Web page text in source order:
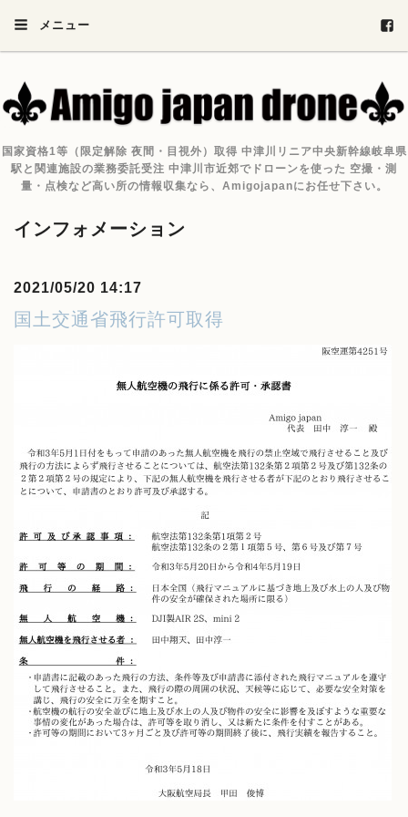
メニュー
国家資格1等（限定解除 夜間・目視外）取得 中津川リニア中央新幹線岐阜県
駅と関連施設の業務委託受注 中津川市近郊でドローンを使った 空撮・測
量・点検など高い所の情報収集なら、Amigojapanにお任せ下さい。
インフォメーション
2021/05/20 14:17
国土交通省飛行許可取得